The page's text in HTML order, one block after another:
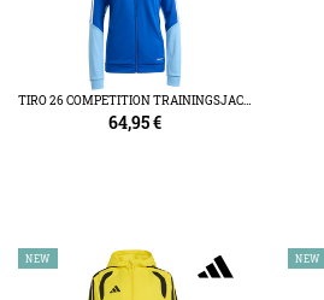
TIRO 26 COMPETITION TRAININGSJACKE DAMEN
64,95€
NEW NEW